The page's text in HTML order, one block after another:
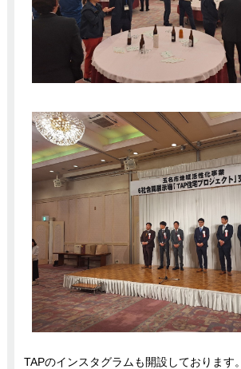
TAPのインスタグラムも開設しております。